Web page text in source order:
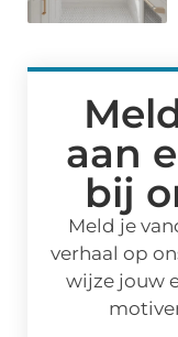
aan
bij
Meld je
verhaal op
wijze jouw